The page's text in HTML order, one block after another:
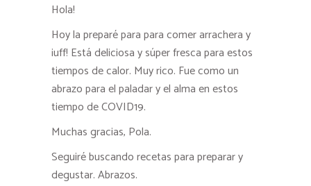
Hola!
Hoy la preparé para para comer arrachera y
¡uff! Está deliciosa y súper fresca para estos
tiempos de calor. Muy rico. Fue como un
abrazo para el paladar y el alma en estos
tiempo de COVID19.
Muchas gracias, Pola.
Seguiré buscando recetas para preparar y
degustar. Abrazos.